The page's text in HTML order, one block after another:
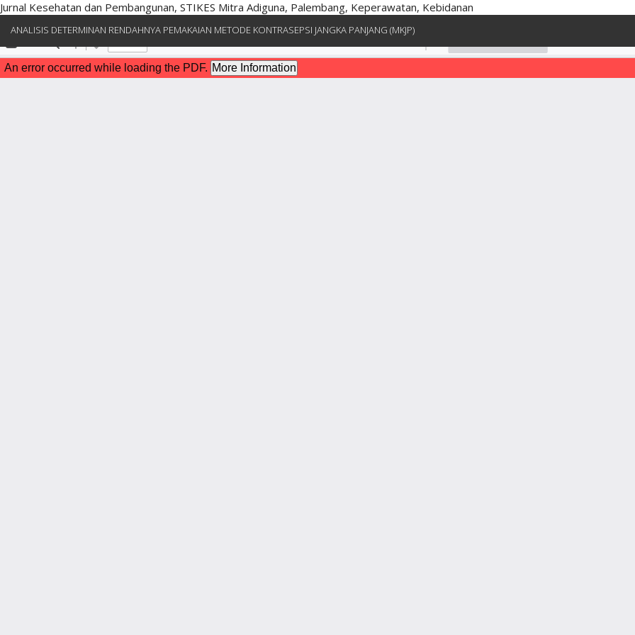
Jurnal Kesehatan dan Pembangunan, STIKES Mitra Adiguna, Palembang, Keperawatan, Kebidanan
Rincian
Artikel
ANALISIS DETERMINAN RENDAHNYA PEMAKAIAN METODE KONTRASEPSI JANGKA PANJANG (MKJP)